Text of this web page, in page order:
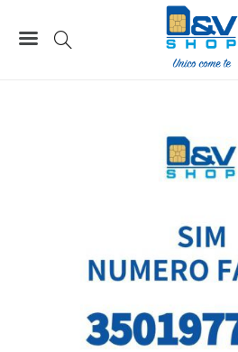
SIM Kena Mobile Numero Facile